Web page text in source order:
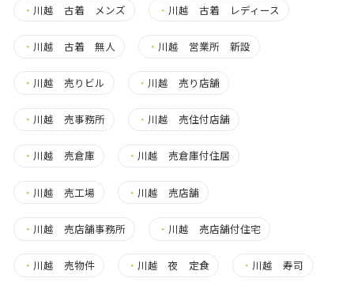
・ 川越 古着 メンズ ・ 川越 古着 レディース
・ 川越 古着 無人 ・ 川越 営業所 新設
・ 川越 売りビル ・ 川越 売り店舗
・ 川越 売事務所 ・ 川越 売住付店舗
・ 川越 売倉庫 ・ 川越 売倉庫付住居
・ 川越 売工場 ・ 川越 売店舗
・ 川越 売店舗事務所 ・ 川越 売店舗付住宅
・ 川越 売物件 ・ 川越 夜 定食 ・ 川越 寿司